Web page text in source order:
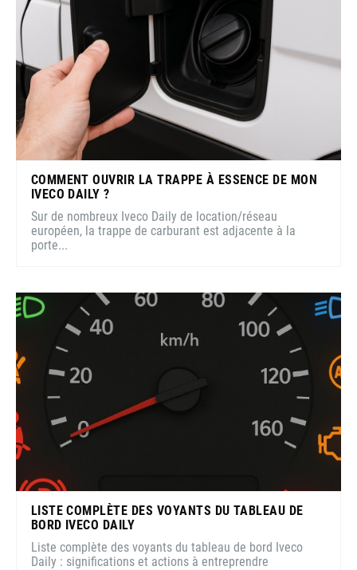
COMMENT OUVRIR LA TRAPPE À ESSENCE DE MON
IVECO DAILY ?
Sur de nombreux Iveco Daily de location/réseau
européen, la trappe de carburant est adjacente à la
porte...
LISTE COMPLÈTE DES VOYANTS DU TABLEAU DE
BORD IVECO DAILY
Liste complète des voyants du tableau de bord Iveco
Daily : significations et actions à entreprendre